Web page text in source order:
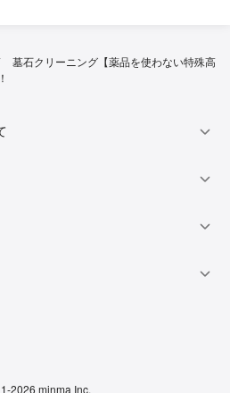
墓石クリーニング【薬品を使わない特殊高
2026 minma Inc.